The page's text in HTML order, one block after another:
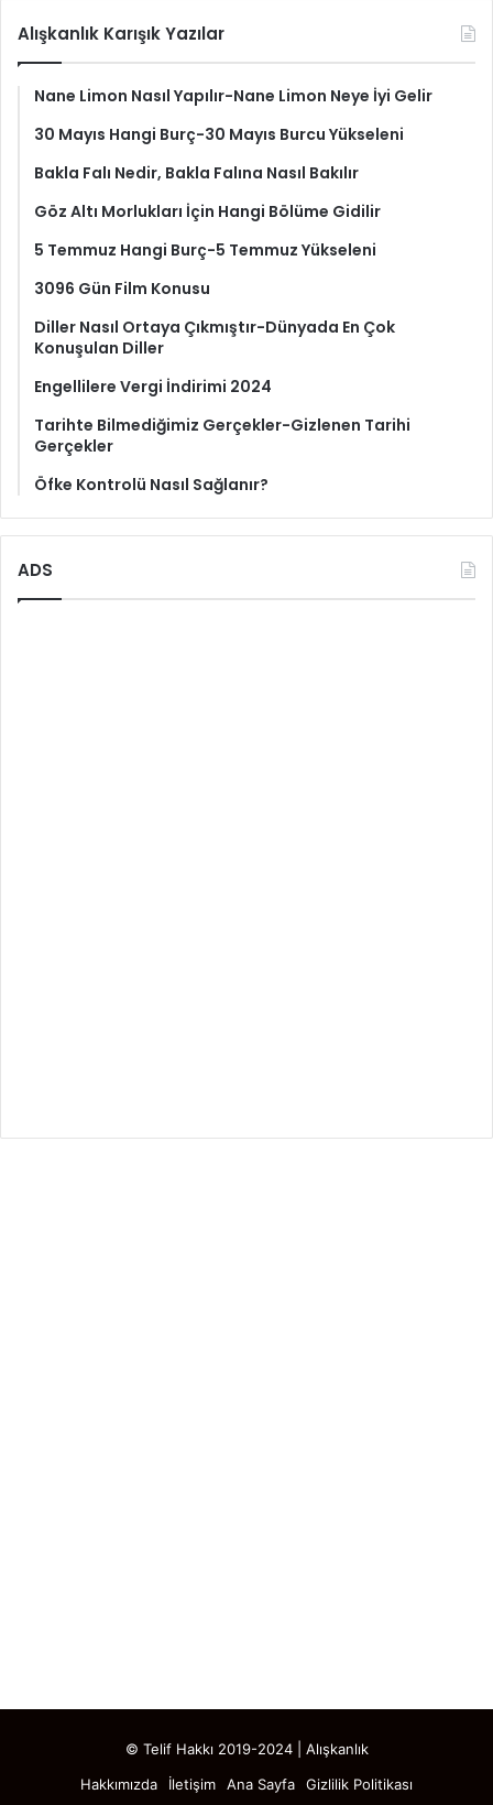
Alışkanlık Karışık Yazılar
Nane Limon Nasıl Yapılır-Nane Limon Neye İyi Gelir
30 Mayıs Hangi Burç-30 Mayıs Burcu Yükseleni
Bakla Falı Nedir, Bakla Falına Nasıl Bakılır
Göz Altı Morlukları İçin Hangi Bölüme Gidilir
5 Temmuz Hangi Burç-5 Temmuz Yükseleni
3096 Gün Film Konusu
Diller Nasıl Ortaya Çıkmıştır-Dünyada En Çok
Konuşulan Diller
Engellilere Vergi İndirimi 2024
Tarihte Bilmediğimiz Gerçekler-Gizlenen Tarihi
Gerçekler
Öfke Kontrolü Nasıl Sağlanır?
ADS
© Telif Hakkı 2019-2024 | Alışkanlık
Hakkımızda
İletişim Ana Sayfa Gizlilik Politikası